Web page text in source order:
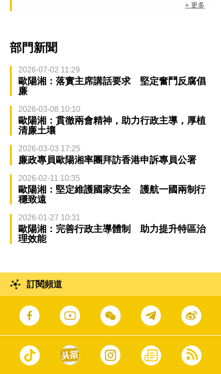
+ 更多
部門新聞
2026-07-02 11:29
歐陽湘：落實主席講話要求 堅定奮鬥反腐倡
廉
2026-03-08 10:10
歐陽湘：貫徹兩會精神，助力行政主導，厚植
清廉土壤
2026-03-03 17:25
廉政專員歐陽湘率團拜訪香港申訴專員公署
2026-02-11 10:35
歐陽湘：堅定維護國家安全 護航一國兩制行
穩致遠
2026-01-27 10:31
歐陽湘：完善行政主導體制 助力提升特區治
理效能
訂閱頻道